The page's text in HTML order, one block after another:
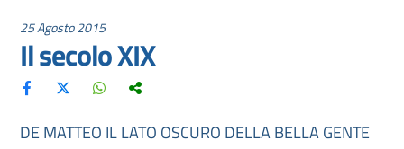
25 Agosto 2015
Il secolo XIX
DE MATTEO IL LATO OSCURO DELLA BELLA GENTE